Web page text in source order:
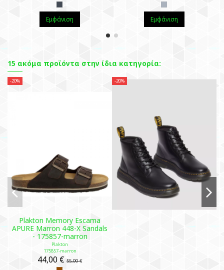
Εμφάνιση Εμφάνιση
15 ακόμα προϊόντα στην ίδια κατηγορία:
-20%
Plakton Memory Escama
APURE Marron 448-X Sandals
- 175857-marron
Plakton
175857-marron
44,00 € 55,00 €
-20%